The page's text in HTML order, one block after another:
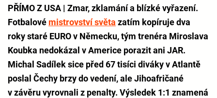
PŘÍMO Z USA | Zmar, zklamání a blízké vyřazení.
Fotbalové mistrovství světa zatím kopíruje dva
roky staré EURO v Německu, tým trenéra Miroslava
Koubka nedokázal v Americe porazit ani JAR.
Michal Sadílek sice před 67 tisíci diváky v Atlantě
poslal Čechy brzy do vedení, ale Jihoafričané
v závěru vyrovnali z penalty. Výsledek 1:1 znamená